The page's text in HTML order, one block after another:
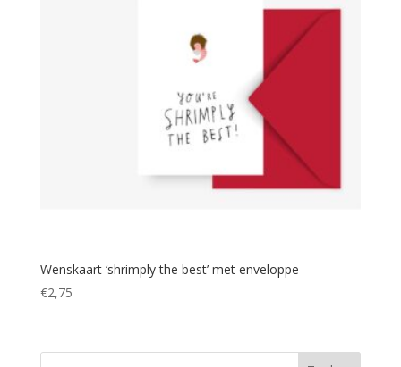
Wenskaart ‘shrimply the best’ met enveloppe
€2,75